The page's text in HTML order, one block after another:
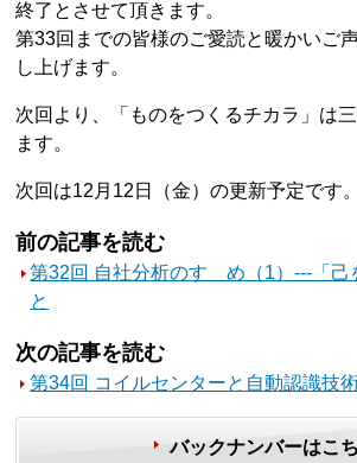
終了とさせて頂きます。
第33回までの皆様のご愛読と暖かいご
し上げます。
次回より、「ものをつくるチカラ」は
ます。
次回は12月12日（金）の更新予定です。
前の記事を読む
第32回 自社分析のすゝめ（1）---「己
と
次の記事を読む
第34回 コイルセンターと自動認識技
バックナンバーはこ